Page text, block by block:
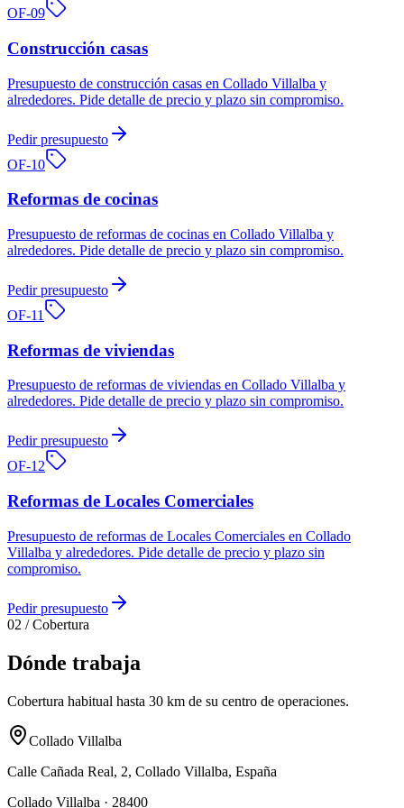
OF-09
Construcción casas
Presupuesto de construcción casas en Collado Villalba y
alrededores. Pide detalle de precio y plazo sin compromiso.
Pedir presupuesto
OF-10
Reformas de cocinas
Presupuesto de reformas de cocinas en Collado Villalba y
alrededores. Pide detalle de precio y plazo sin compromiso.
Pedir presupuesto
OF-11
Reformas de viviendas
Presupuesto de reformas de viviendas en Collado Villalba y
alrededores. Pide detalle de precio y plazo sin compromiso.
Pedir presupuesto
OF-12
Reformas de Locales Comerciales
Presupuesto de reformas de Locales Comerciales en Collado
Villalba y alrededores. Pide detalle de precio y plazo sin
compromiso.
Pedir presupuesto
02 /Cobertura
Dónde trabaja
Cobertura habitual hasta 30 km de su centro de operaciones.
Collado Villalba
Calle Cañada Real, 2, Collado Villalba, España
Collado Villalba · 28400